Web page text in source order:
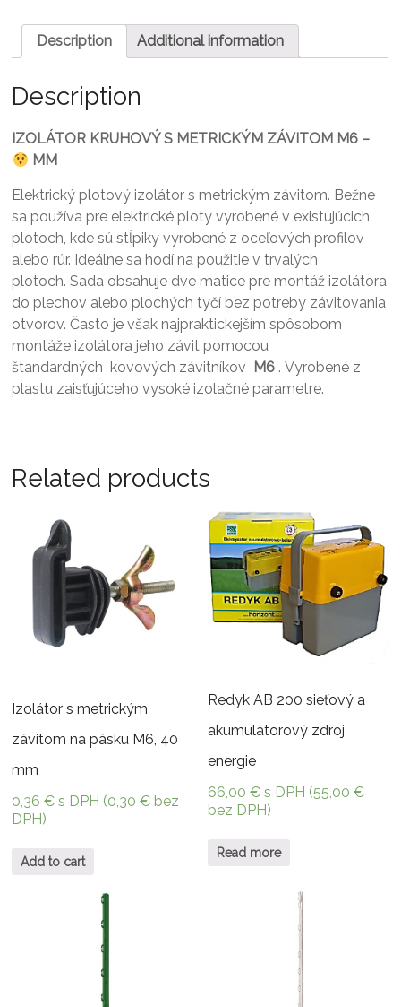
mm
Description Additional information
Description
IZOLÁTOR KRUHOVÝ S METRICKÝM ZÁVITOM M6 –
MM
Elektrický plotový izolátor s metrickým závitom. Bežne
sa používa pre elektrické ploty vyrobené v existujúcich
plotoch, kde sú stĺpiky vyrobené z oceľových profilov
alebo rúr. Ideálne sa hodí na použitie v trvalých
plotoch. Sada obsahuje dve matice pre montáž izolátora
do plechov alebo plochých tyčí bez potreby závitovania
otvorov. Často je však najpraktickejším spôsobom
montáže izolátora jeho závit pomocou
štandardných kovových závitníkov M6 . Vyrobené z
plastu zaisťujúceho vysoké izolačné parametre.
Related products
Izolátor s metrickým
závitom na pásku M6, 40
mm
0,36€ s DPH (0,30€ bez
DPH)
Add to cart
Redyk AB 200 sieťový a
akumulátorový zdroj
energie
66,00€ s DPH (55,00€
bez DPH)
Read more